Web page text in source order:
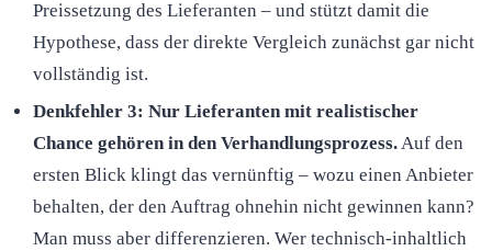
Preissetzung des Lieferanten – und stützt damit die
Hypothese, dass der direkte Vergleich zunächst gar nicht
vollständig ist.
Denkfehler 3: Nur Lieferanten mit realistischer
Chance gehören in den Verhandlungsprozess.Auf den
ersten Blick klingt das vernünftig – wozu einen Anbieter
behalten, der den Auftrag ohnehin nicht gewinnen kann?
Man muss aber differenzieren. Wer technisch-inhaltlich